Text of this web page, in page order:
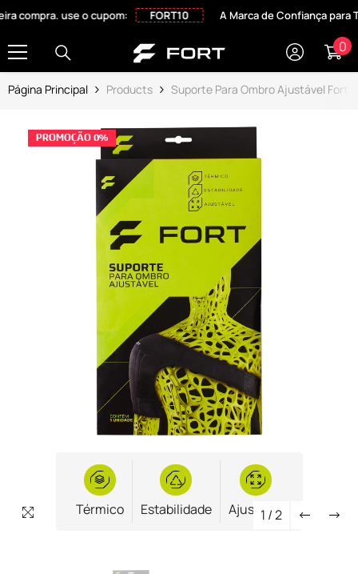
PULAR PARA O CONTEÚDO
use o cupom: FORT10 A Marca de Confiança para
00
Página Principal Products Suporte Para Ombro Ajustável Fort
PROMOÇÃO 0%
Térmico Estabilidade Ajustável
Térmico Estabilidade Ajustável
1 /2